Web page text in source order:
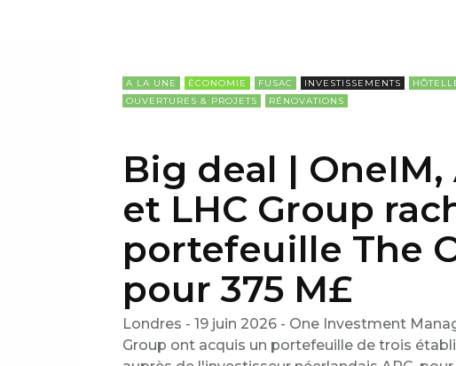
I
A LA UNE ÉCONOMIE FUSAC INVESTISSEMENTS
OUVERTURES & PROJETS
RÉNOVATIONS
Big deal | OneIM,
et LHC Group
portefeuille The
pour 375 M£
Londres - 19 juin 2026 - One Investment
Group ont acquis un portefeuille de trois